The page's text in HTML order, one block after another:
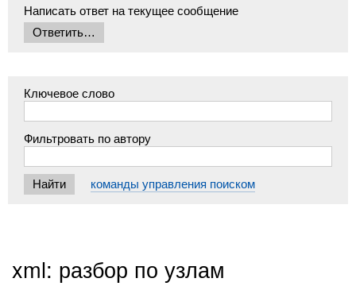
Написать ответ на текущее сообщение
Ключевое слово
Фильтровать по автору
команды управления поиском
xml: разбор по узлам